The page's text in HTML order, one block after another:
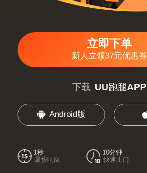
立即下单
新人立领37元优惠券
下载 UU跑腿APP
Android版
1秒
最快响应
10分钟
快速上门